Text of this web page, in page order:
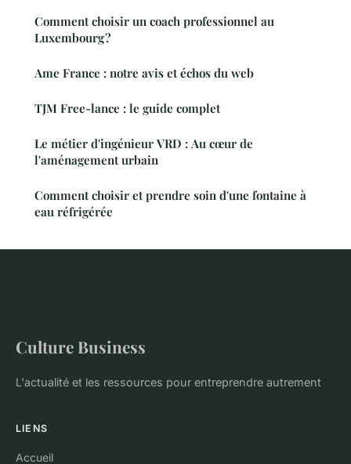
Comment choisir un coach professionnel au
Luxembourg ?
Ame France : notre avis et échos du web
TJM Free-lance : le guide complet
Le métier d'ingénieur VRD : Au cœur de
l'aménagement urbain
Comment choisir et prendre soin d'une fontaine à
eau réfrigérée
Culture Business
L'actualité et les ressources pour entreprendre autrement
LIENS
Accueil